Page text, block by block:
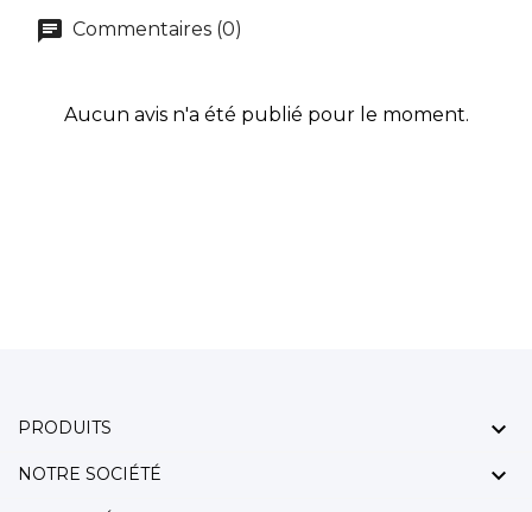
Commentaires (0)
Aucun avis n'a été publié pour le moment.
PRODUITS 
NOTRE SOCIÉTÉ 